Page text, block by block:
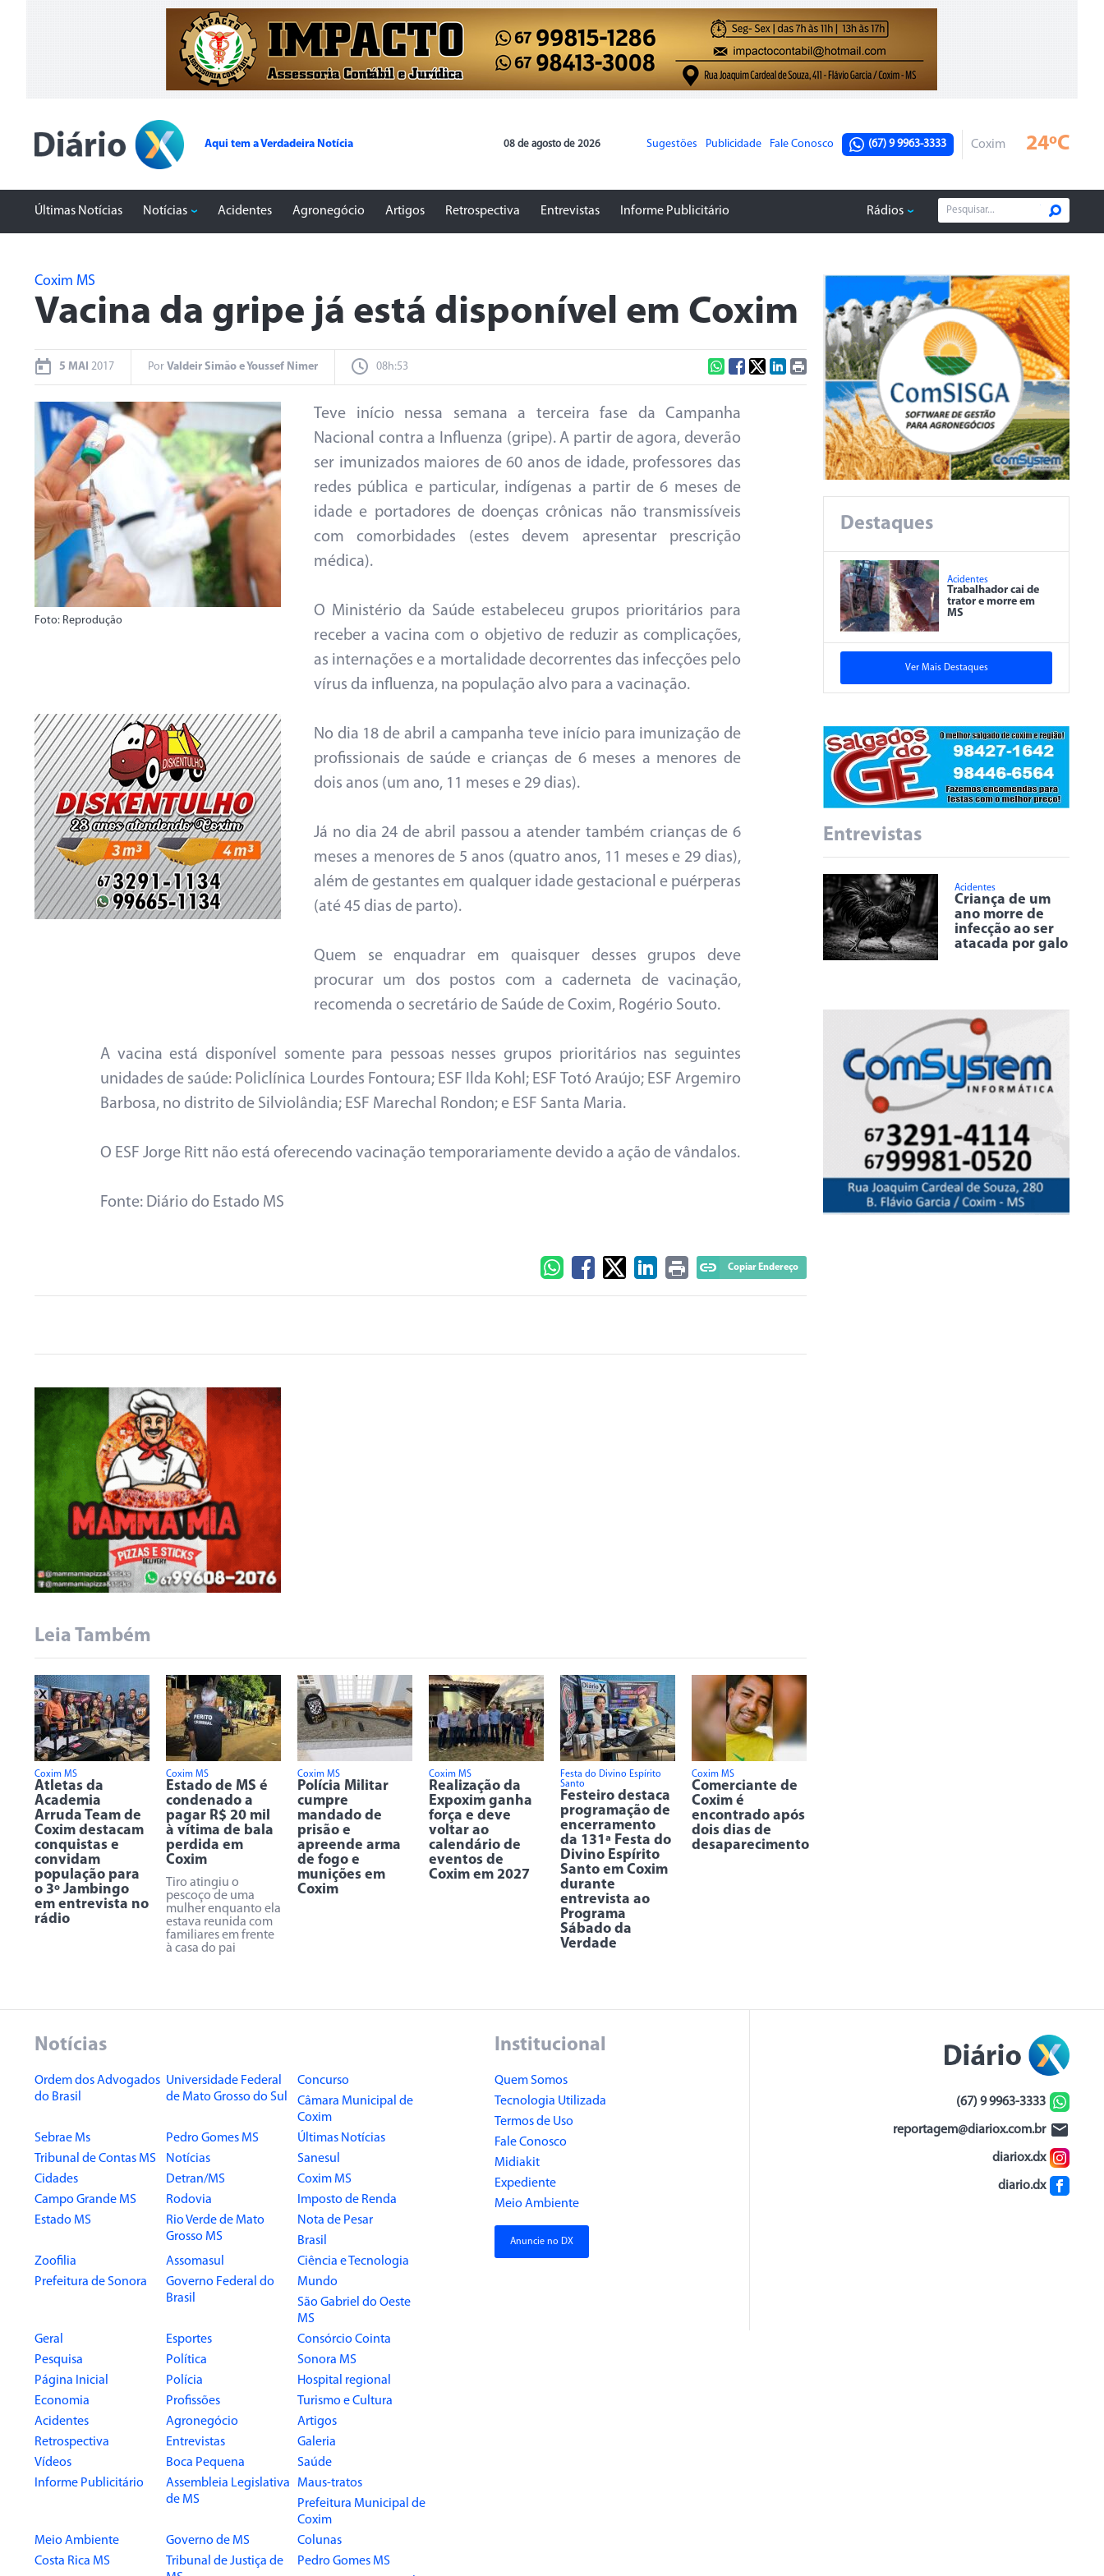
Aqui tem a Verdadeira Notícia 08 de agosto de 2026 Sugestões Publicidade Fale Conosco (67) 9 9963-3333 Coxim 24ºC
Últimas Notícias Notícias Acidentes Agronegócio Artigos Retrospectiva Entrevistas Informe Publicitário Rádios
Coxim MS
Vacina da gripe já está disponível em Coxim
5 MAI 2017 Por Valdeir Simão e Youssef Nimer 08h:53
Foto: Reprodução
Teve início nessa semana a terceira fase da Campanha
Nacional contra a Influenza (gripe). A partir de agora, deverão
ser imunizados maiores de 60 anos de idade, professores das
redes pública e particular, indígenas a partir de 6 meses de
idade e portadores de doenças crônicas não transmissíveis
com comorbidades (estes devem apresentar prescrição
médica).
O Ministério da Saúde estabeleceu grupos prioritários para
receber a vacina com o objetivo de reduzir as complicações,
as internações e a mortalidade decorrentes das infecções pelo
vírus da influenza, na população alvo para a vacinação.
No dia 18 de abril a campanha teve início para imunização de
profissionais de saúde e crianças de 6 meses a menores de
dois anos (um ano, 11 meses e 29 dias).
Já no dia 24 de abril passou a atender também crianças de 6
meses a menores de 5 anos (quatro anos, 11 meses e 29 dias),
além de gestantes em qualquer idade gestacional e puérperas
(até 45 dias de parto).
Quem se enquadrar em quaisquer desses grupos deve
procurar um dos postos com a caderneta de vacinação,
recomenda o secretário de Saúde de Coxim, Rogério Souto.
A vacina está disponível somente para pessoas nesses grupos prioritários nas seguintes
unidades de saúde: Policlínica Lourdes Fontoura; ESF Ilda Kohl; ESF Totó Araújo; ESF Argemiro
Barbosa, no distrito de Silviolândia; ESF Marechal Rondon; e ESF Santa Maria.
O ESF Jorge Ritt não está oferecendo vacinação temporariamente devido a ação de vândalos.
Fonte: Diário do Estado MS
Copiar Endereço
Leia Também
Coxim MS
Atletas da
Academia
Arruda Team de
Coxim destacam
conquistas e
convidam
população para
o 3º Jambingo
em entrevista no
rádio
Coxim MS
Estado de MS é
condenado a
pagar R$ 20 mil
à vítima de bala
perdida em
Coxim
Tiro atingiu o
pescoço de uma
mulher enquanto ela
estava reunida com
familiares em frente
à casa do pai
Coxim MS
Polícia Militar
cumpre
mandado de
prisão e
apreende arma
de fogo e
munições em
Coxim
Coxim MS
Realização da
Expoxim ganha
força e deve
voltar ao
calendário de
eventos de
Coxim em 2027
Festa do Divino Espírito
Santo
Festeiro destaca
programação de
encerramento
da 131ª Festa do
Divino Espírito
Santo em Coxim
durante
entrevista ao
Programa
Sábado da
Verdade
Coxim MS
Comerciante de
Coxim é
encontrado após
dois dias de
desaparecimento
Destaques
Acidentes
Trabalhador cai de
trator e morre em
MS
Ver Mais Destaques
Entrevistas
Acidentes
Criança de um
ano morre de
infecção ao ser
atacada por galo
Notícias
Ordem dos Advogados
do Brasil
Universidade Federal
de Mato Grosso do Sul
Concurso
Câmara Municipal de
Coxim
Sebrae Ms
Pedro Gomes MS
Últimas Notícias
Tribunal de Contas MS
Notícias
Sanesul
Cidades
Detran/MS
Coxim MS
Campo Grande MS
Rodovia
Imposto de Renda
Estado MS
Rio Verde de Mato
Grosso MS
Nota de Pesar
Brasil
Zoofilia
Assomasul
Ciência e Tecnologia
Prefeitura de Sonora
Governo Federal do
Brasil
Mundo
São Gabriel do Oeste
MS
Geral
Esportes
Consórcio Cointa
Pesquisa
Política
Sonora MS
Página Inicial
Polícia
Hospital regional
Economia
Profissões
Turismo e Cultura
Acidentes
Agronegócio
Artigos
Retrospectiva
Entrevistas
Galeria
Vídeos
Boca Pequena
Saúde
Informe Publicitário
Assembleia Legislativa
de MS
Maus-tratos
Prefeitura Municipal de
Coxim
Meio Ambiente
Governo de MS
Colunas
Costa Rica MS
Tribunal de Justiça de
Pedro Gomes MS
Institucional
Quem Somos
Tecnologia Utilizada
Termos de Uso
Fale Conosco
Midiakit
Expediente
Meio Ambiente
Anuncie no DX
(67) 9 9963-3333
reportagem@diariox.com.br
diariox.dx
diario.dx